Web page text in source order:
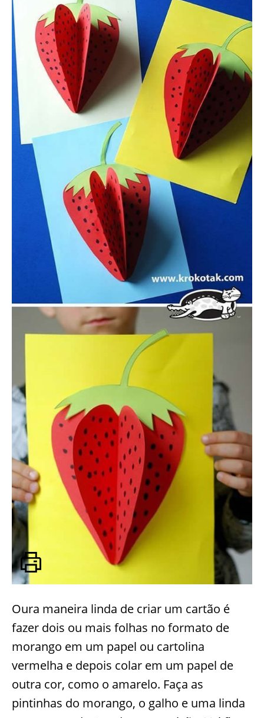
Oura maneira linda de criar um cartão é
fazer dois ou mais folhas no formato de
morango em um papel ou cartolina
vermelha e depois colar em um papel de
outra cor, como o amarelo. Faça as
pintinhas do morango, o galho e uma linda